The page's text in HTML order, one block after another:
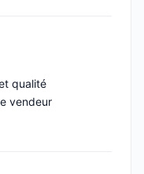
qualité
vendeur